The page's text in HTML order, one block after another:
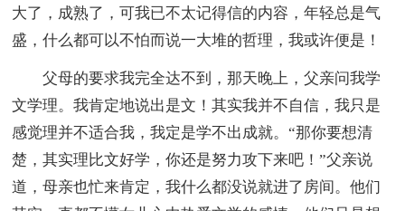
大了，成熟了，可我已不太记得信的内容，年轻总是气
盛，什么都可以不怕而说一大堆的哲理，我或许便是！
父母的要求我完全达不到，那天晚上，父亲问我学
文学理。我肯定地说出是文！其实我并不自信，我只是
感觉理并不适合我，我定是学不出成就。“那你要想清
楚，其实理比文好学，你还是努力攻下来吧！”父亲说
道，母亲也忙来肯定，我什么都没说就进了房间。他们